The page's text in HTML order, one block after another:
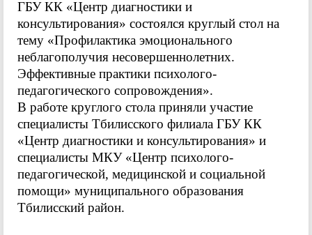
ГБУ КК «Центр диагностики и
консультирования» состоялся круглый стол на
тему «Профилактика эмоционального
неблагополучия несовершеннолетних.
Эффективные практики психолого-
педагогического сопровождения».
В работе круглого стола приняли участие
специалисты Тбилисского филиала ГБУ КК
«Центр диагностики и консультирования» и
специалисты МКУ «Центр психолого-
педагогической, медицинской и социальной
помощи» муниципального образования
Тбилисский район.